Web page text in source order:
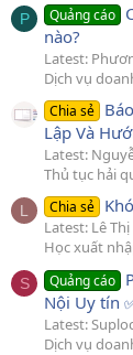
P Quảng cáo
nào?
Latest:
Dịch vụ
Chia sẻ
Lập Và
Latest:
Thủ tục hải
L Chia sẻ
Latest: Lê
Học xuất
S Quảng cáo
Nội Uy tín
Latest:
Dịch vụ